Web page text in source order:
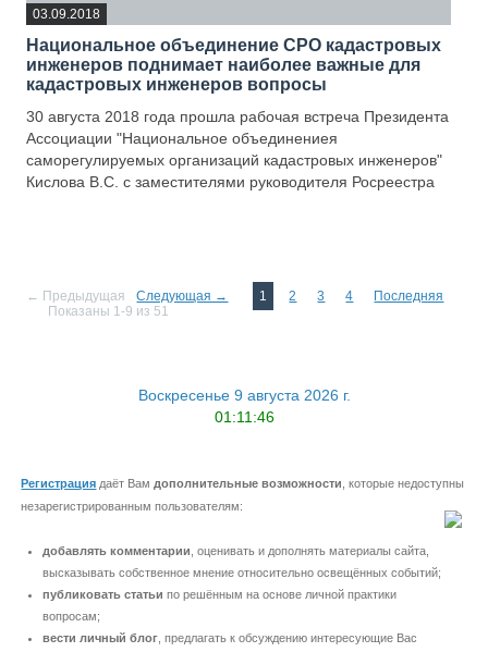
03.09.2018
Национальное объединение СРО кадастровых
инженеров поднимает наиболее важные для
кадастровых инженеров вопросы
30 августа 2018 года прошла рабочая встреча Президента
Ассоциации "Национальное объединениея
саморегулируемых организаций кадастровых инженеров"
Кислова В.С. с заместителями руководителя Росреестра
← Предыдущая Следующая → 1 2 3 4
Последняя
Показаны 1-9 из 51
Воскресенье 9 августа 2026 г.
01:11:47
Регистрация даёт Вам дополнительные возможности , которые недоступны
незарегистрированным пользователям:
добавлять комментарии , оценивать и дополнять материалы сайта,
высказывать собственное мнение относительно освещённых событий;
публиковать статьи по решённым на основе личной практики
вопросам;
вести личный блог , предлагать к обсуждению интересующие Вас